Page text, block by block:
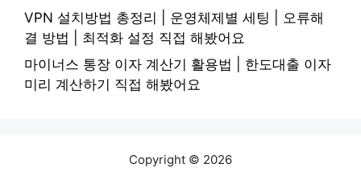
VPN 설치방법 총정리 | 운영체제별 세팅 | 오류해
결 방법 | 최적화 설정 직접 해봤어요
마이너스 통장 이자 계산기 활용법 | 한도대출 이자
미리 계산하기 직접 해봤어요
Copyright © 2026